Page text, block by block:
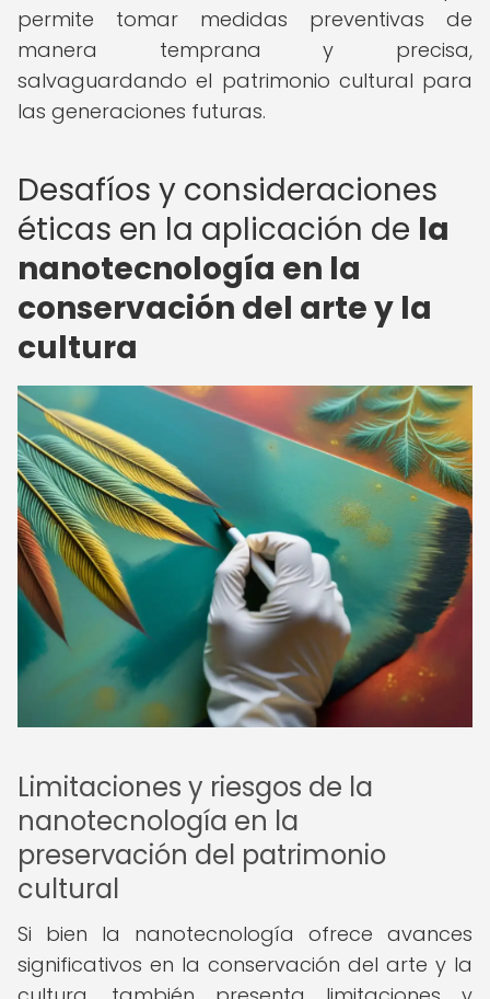
permite tomar medidas preventivas de
manera temprana y precisa,
salvaguardando el patrimonio cultural para
las generaciones futuras.
Desafíos y consideraciones
éticas en la aplicación de la
nanotecnología en la
conservación del arte y la
cultura
Limitaciones y riesgos de la
nanotecnología en la
preservación del patrimonio
cultural
Si bien la nanotecnología ofrece avances
significativos en la conservación del arte y la